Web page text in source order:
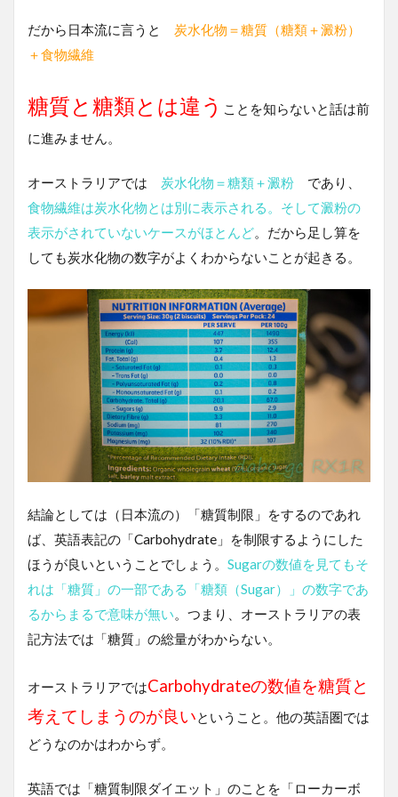
だから日本流に言うと 炭水化物＝糖質（糖類＋澱粉）
＋食物繊維
糖質と糖類とは違う ことを知らないと話は前
に進みません。
オーストラリアでは 炭水化物＝糖類＋澱粉 であり、
食物繊維は炭水化物とは別に表示される。そして澱粉の
表示がされていないケースがほとんど 。だから足し算を
しても炭水化物の数字がよくわからないことが起きる。
結論としては（日本流の）「糖質制限」をするのであれ
ば、英語表記の「Carbohydrate」を制限するようにした
ほうが良いということでしょう。 Sugarの数値を見てもそ
れは「糖質」の一部である「糖類（Sugar）」の数字であ
るからまるで意味が無い。つまり、オーストラリアの表
記方法では「糖質」の総量がわからない。
オーストラリアではCarbohydrateの数値を糖質と
考えてしまうのが良いということ。他の英語圏では
どうなのかはわからず。
英語では「糖質制限ダイエット」のことを「ローカーボ